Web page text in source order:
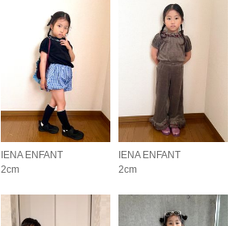
IENA ENFANT
2cm
IENA ENFANT
2cm